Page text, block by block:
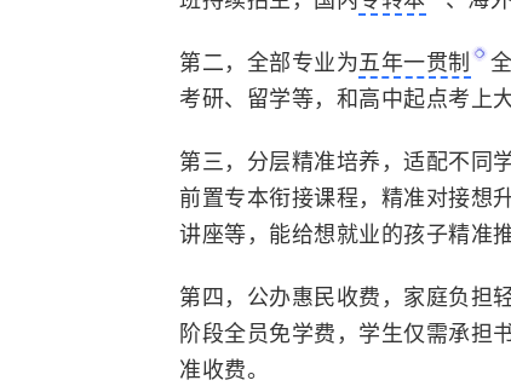
第二，全部专业为五年一贯制
考研、留学等，和高中起点考上
第三，分层精准培养，适配不同
前置专本衔接课程，精准对接想
讲座等，能给想就业的孩子精准
第四，公办惠民收费，家庭负担
阶段全员免学费，学生仅需承担
准收费。